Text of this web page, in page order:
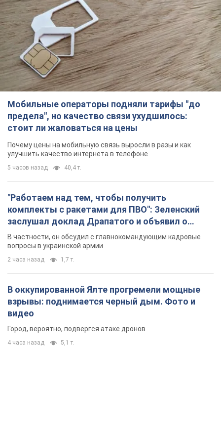
Мобильные операторы подняли тарифы "до
предела", но качество связи ухудшилось:
стоит ли жаловаться на цены
Почему цены на мобильную связь выросли в разы и как
улучшить качество интернета в телефоне
5 часов назад 40,4 т.
"Работаем над тем, чтобы получить
комплекты с ракетами для ПВО": Зеленский
заслушал доклад Драпатого и объявил о
новых мерах
В частности, он обсудил с главнокомандующим кадровые
вопросы в украинской армии
2 часа назад 1,7 т.
В оккупированной Ялте прогремели мощные
взрывы: поднимается черный дым. Фото и
видео
Город, вероятно, подвергся атаке дронов
4 часа назад 5,1 т.